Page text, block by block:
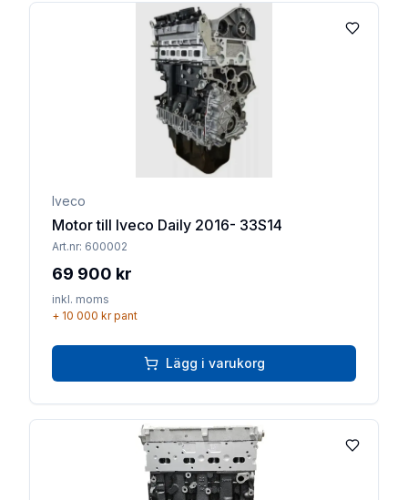
Lägg till
Iveco
Motor till Iveco Daily 2016- 33S14
Art.nr: 600002
69 900 kr
inkl. moms
+ 10 000 krpant
Lägg i varukorg
Lägg till